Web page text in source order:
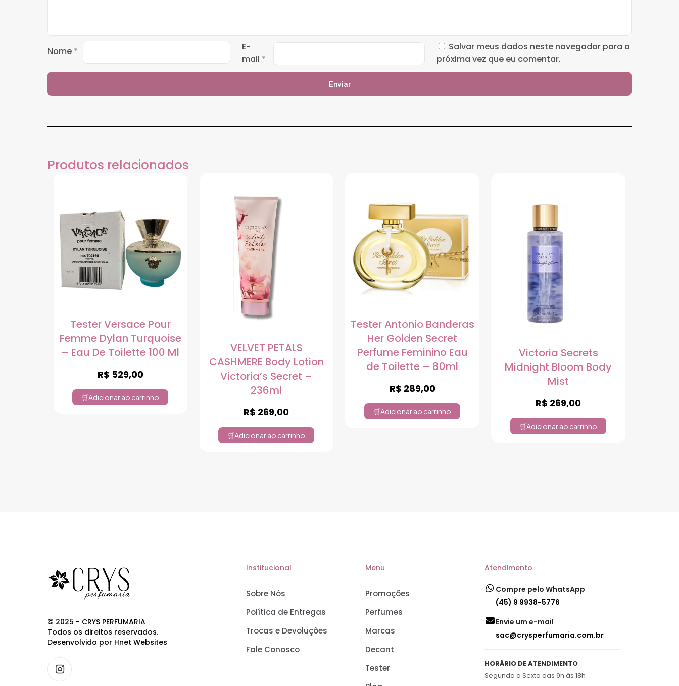
Nome *
E-
mail *
Salvar meus dados neste navegador para a
próxima vez que eu comentar.
Produtos relacionados
Tester Versace Pour
Femme Dylan Turquoise
– Eau De Toilette 100 Ml
R$ 529,00
Adicionar ao carrinho
VELVET PETALS
CASHMERE Body Lotion
Victoria’s Secret –
236ml
R$ 269,00
Adicionar ao carrinho
Tester Antonio Banderas
Her Golden Secret
Perfume Feminino Eau
de Toilette – 80ml
R$ 289,00
Adicionar ao carrinho
Victoria Secrets
Midnight Bloom Body
Mist
R$ 269,00
Adicionar ao carrinho
© 2025 - CRYS PERFUMARIA
Todos os direitos reservados.
Desenvolvido por Hnet Websites
Institucional
Sobre Nós
Política de Entregas
Trocas e Devoluções
Fale Conosco
Menu
Promoções
Perfumes
Marcas
Decant
Tester
Atendimento
Compre pelo WhatsApp
(45) 9 9938-5776
Envie um e-mail
sac@crysperfumaria.com.br
HORÁRIO DE ATENDIMENTO
Segunda a Sexta das 9h às 18h